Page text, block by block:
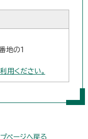
地の1
用ください。
プページへ戻る